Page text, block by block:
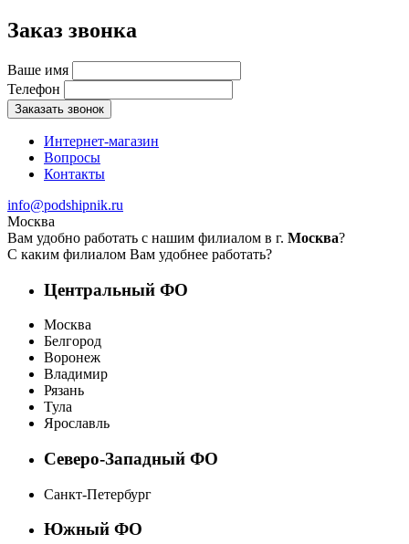
Заказ звонка
Ваше имя
Телефон
Заказать звонок
Интернет-магазин
Вопросы
Контакты
info@podshipnik.ru
Москва
Вам удобно работать с нашим филиалом в г. Москва?
С каким филиалом Вам удобнее работать?
Центральный ФО
Москва
Белгород
Воронеж
Владимир
Рязань
Тула
Ярославль
Северо-Западный ФО
Санкт-Петербург
Южный ФО